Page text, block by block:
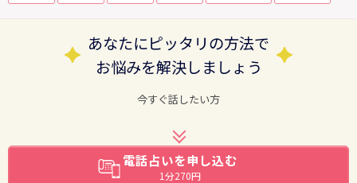
あなたにピッタリの方法で
お悩みを解決しましょう
今すぐ話したい方
電話占いを申し込む
1分270円